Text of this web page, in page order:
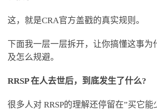
这，就是CRA官方盖戳的真实规则。
下面我一层一层拆开，让你搞懂这事为
及怎么规避。
RRSP 在人去世后，到底发生了什么?
很多人对 RRSP的理解还停留在”买它能